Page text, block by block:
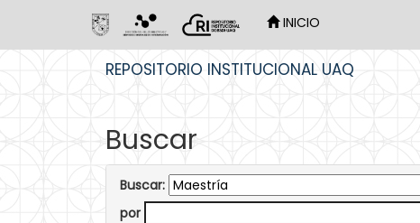
INICIO
REPOSITORIO INSTITUCIONAL UAQ
Buscar
Buscar:
por